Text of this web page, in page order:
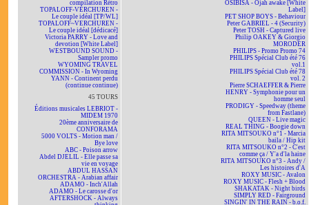
compilation Rétro
TOPALOFF-VERCHUREN -
Le couple idéal [TP/WL]
TOPALOFF~VERCHUREN -
Le couple idéal [dédicacé]
Victoria PARRY - Love and
devotion [White Label]
WESTBOUND SOUND -
Sampler promo
WYOMING TRAVEL
COMMISSION - In Wyoming
YANN - Continent perdu
(continue continue)
45 TOURS
Éditions musicales LEBRIOT -
MIDEM 1970
20ème anniversaire de
CONFORAMA
5000 VOLTS - Motion man /
Bye love
ABC - Poison arrow
Abdel DJELIL - Elle passe sa
vie en voyage
ABDUL HASSAN
ORCHESTRA - Arabian affair
ADAMO - Inch'Allah
ADAMO - Le carosse d'or
AFTERSHOCK - Always
OSIBISA - Ojah awake [White
Label]
PET SHOP BOYS - Behaviour
Peter GABRIEL - 4 (Security)
Peter TOSH - Captured live
Philip OAKEY & Giorgio
MORODER
PHILIPS - Promo Promo 74
PHILIPS Spécial Club été 76
vol.1
PHILIPS Spécial Club été 78
vol. 2
Pierre SCHAEFFER & Pierre
HENRY - Symphonie pour un
homme seul
PRODIGY - Speedway (theme
from Fastlane)
QUEEN - Live magic
REAL THING - Boogie down
RITA MITSOUKO n°1 - Marcia
baila / Hip kit
RITA MITSOUKO n°2 - C'est
comme ça / Y'a d'la haine
RITA MITSOUKO n°3 - Andy /
Les histoires d'A
ROXY MUSIC - Avalon
ROXY MUSIC - Flesh + Blood
SHAKATAK - Night birds
SIMPLY RED - Fairground
SINGIN' IN THE RAIN - b.o.f.